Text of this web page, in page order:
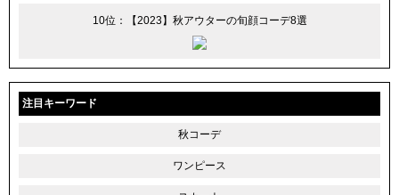
10位：【2023】秋アウターの旬顔コーデ8選
注目キーワード
秋コーデ
ワンピース